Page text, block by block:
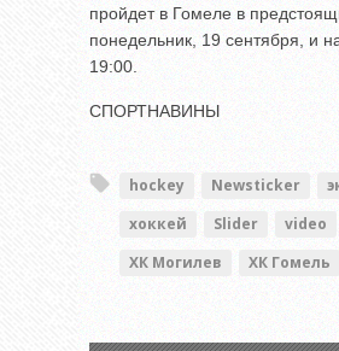
пройдет в Гомеле в
понедельник, 19 сентября, и
19:00.
СПОРТНАВИНЫ
hockey Newsticker
хоккей
Slider
video
ХК Могилев
ХК Гомель